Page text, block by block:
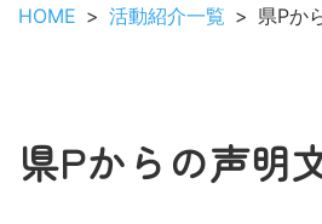
HOME 活動紹介一覧 県Pか
県Pからの声明